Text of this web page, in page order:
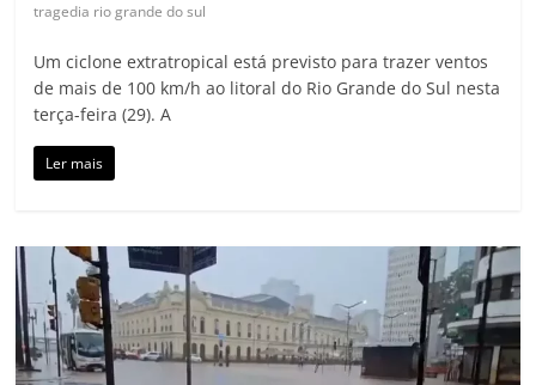
tragedia rio grande do sul
Um ciclone extratropical está previsto para trazer ventos
de mais de 100 km/h ao litoral do Rio Grande do Sul nesta
terça-feira (29). A
Ler mais